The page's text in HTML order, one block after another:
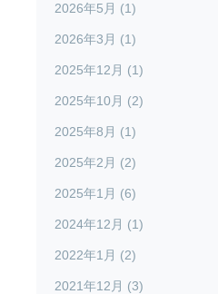
2026年5月 (1)
2026年3月 (1)
2025年12月 (1)
2025年10月 (2)
2025年8月 (1)
2025年2月 (2)
2025年1月 (6)
2024年12月 (1)
2022年1月 (2)
2021年12月 (3)